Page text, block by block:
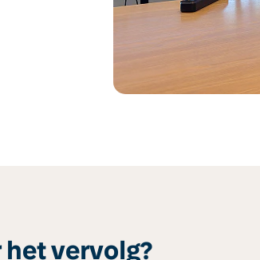
vervolg?